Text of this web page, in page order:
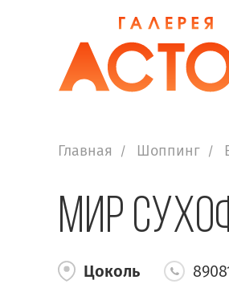
Главная Шоппинг
Мир
Цоколь